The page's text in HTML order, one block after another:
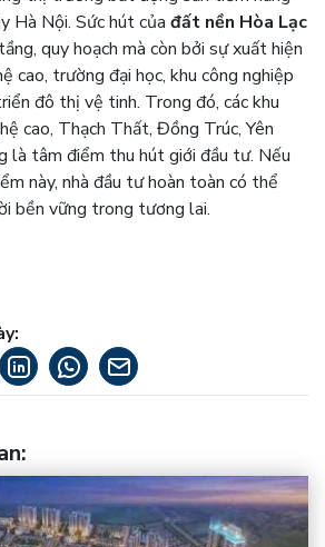
Hà Nội. Sức hút của đất nền Hòa Lạc
quy hoạch mà còn bởi sự xuất hiện
cao, trường đại học, khu công nghiệp
đô thị vệ tinh. Trong đó, các khu
cao, Thạch Thất, Đồng Trúc, Yên
là tâm điểm thu hút giới đầu tư. Nếu
này, nhà đầu tư hoàn toàn có thể
bền vững trong tương lai.
: